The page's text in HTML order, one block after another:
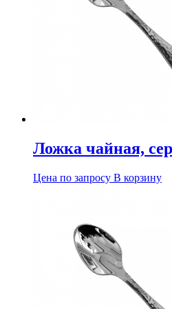
Ложка чайная,
Цена по запросу В корзину